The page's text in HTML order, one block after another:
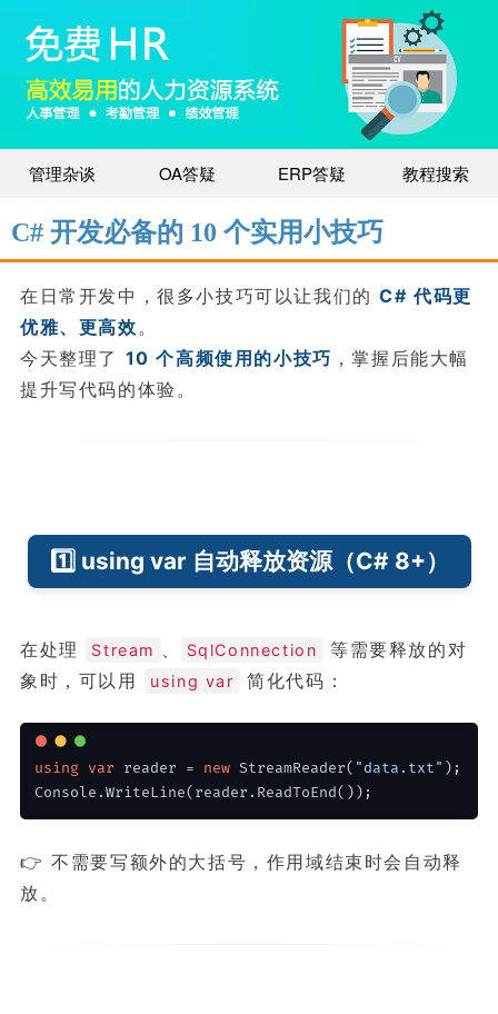
管理杂谈 OA答疑 ERP答疑 教程搜索
C# 开发必备的 10 个实用小技巧
在日常开发中，很多小技巧可以让我们的C# 代码更
优雅、更高效。
今天整理了 10 个高频使用的小技巧 ，掌握后能大幅
提升写代码的体验。
1️⃣ using var 自动释放资源（C# 8+）
在处理 Stream 、 SqlConnection
等需要释放的对
象时，可以用
using var 简化代码：
using var reader = new StreamReader( "data.txt" );
Console.WriteLine(reader.ReadToEnd());
👉 不需要写额外的大括号，作用域结束时会自动释
放。